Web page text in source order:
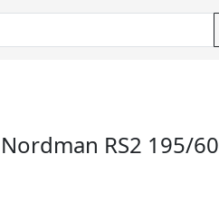
RS2 195/